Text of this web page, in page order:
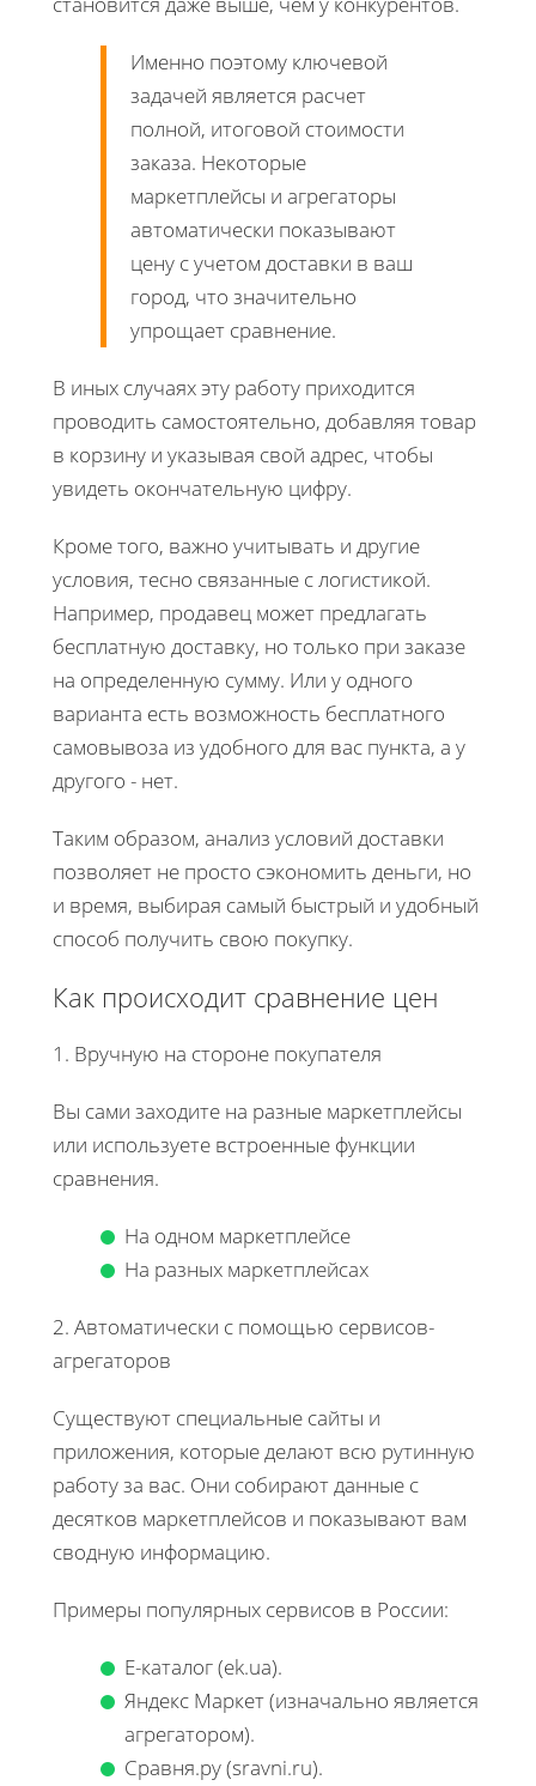
Именно поэтому ключевой
задачей является расчет
полной, итоговой стоимости
заказа. Некоторые
маркетплейсы и агрегаторы
автоматически показывают
цену с учетом доставки в ваш
город, что значительно
упрощает сравнение.
В иных случаях эту работу приходится
проводить самостоятельно, добавляя товар
в корзину и указывая свой адрес, чтобы
увидеть окончательную цифру.
Кроме того, важно учитывать и другие
условия, тесно связанные с логистикой.
Например, продавец может предлагать
бесплатную доставку, но только при заказе
на определенную сумму. Или у одного
варианта есть возможность бесплатного
самовывоза из удобного для вас пункта, а у
другого - нет.
Таким образом, анализ условий доставки
позволяет не просто сэкономить деньги, но
и время, выбирая самый быстрый и удобный
способ получить свою покупку.
Как происходит сравнение цен
1. Вручную на стороне покупателя
Вы сами заходите на разные маркетплейсы
или используете встроенные функции
сравнения.
На одном маркетплейсе
На разных маркетплейсах
2. Автоматически с помощью сервисов-
агрегаторов
Существуют специальные сайты и
приложения, которые делают всю рутинную
работу за вас. Они собирают данные с
десятков маркетплейсов и показывают вам
сводную информацию.
Примеры популярных сервисов в России:
Е-каталог (ek.ua).
Яндекс Маркет (изначально является
агрегатором).
Сравня.ру (sravni.ru).